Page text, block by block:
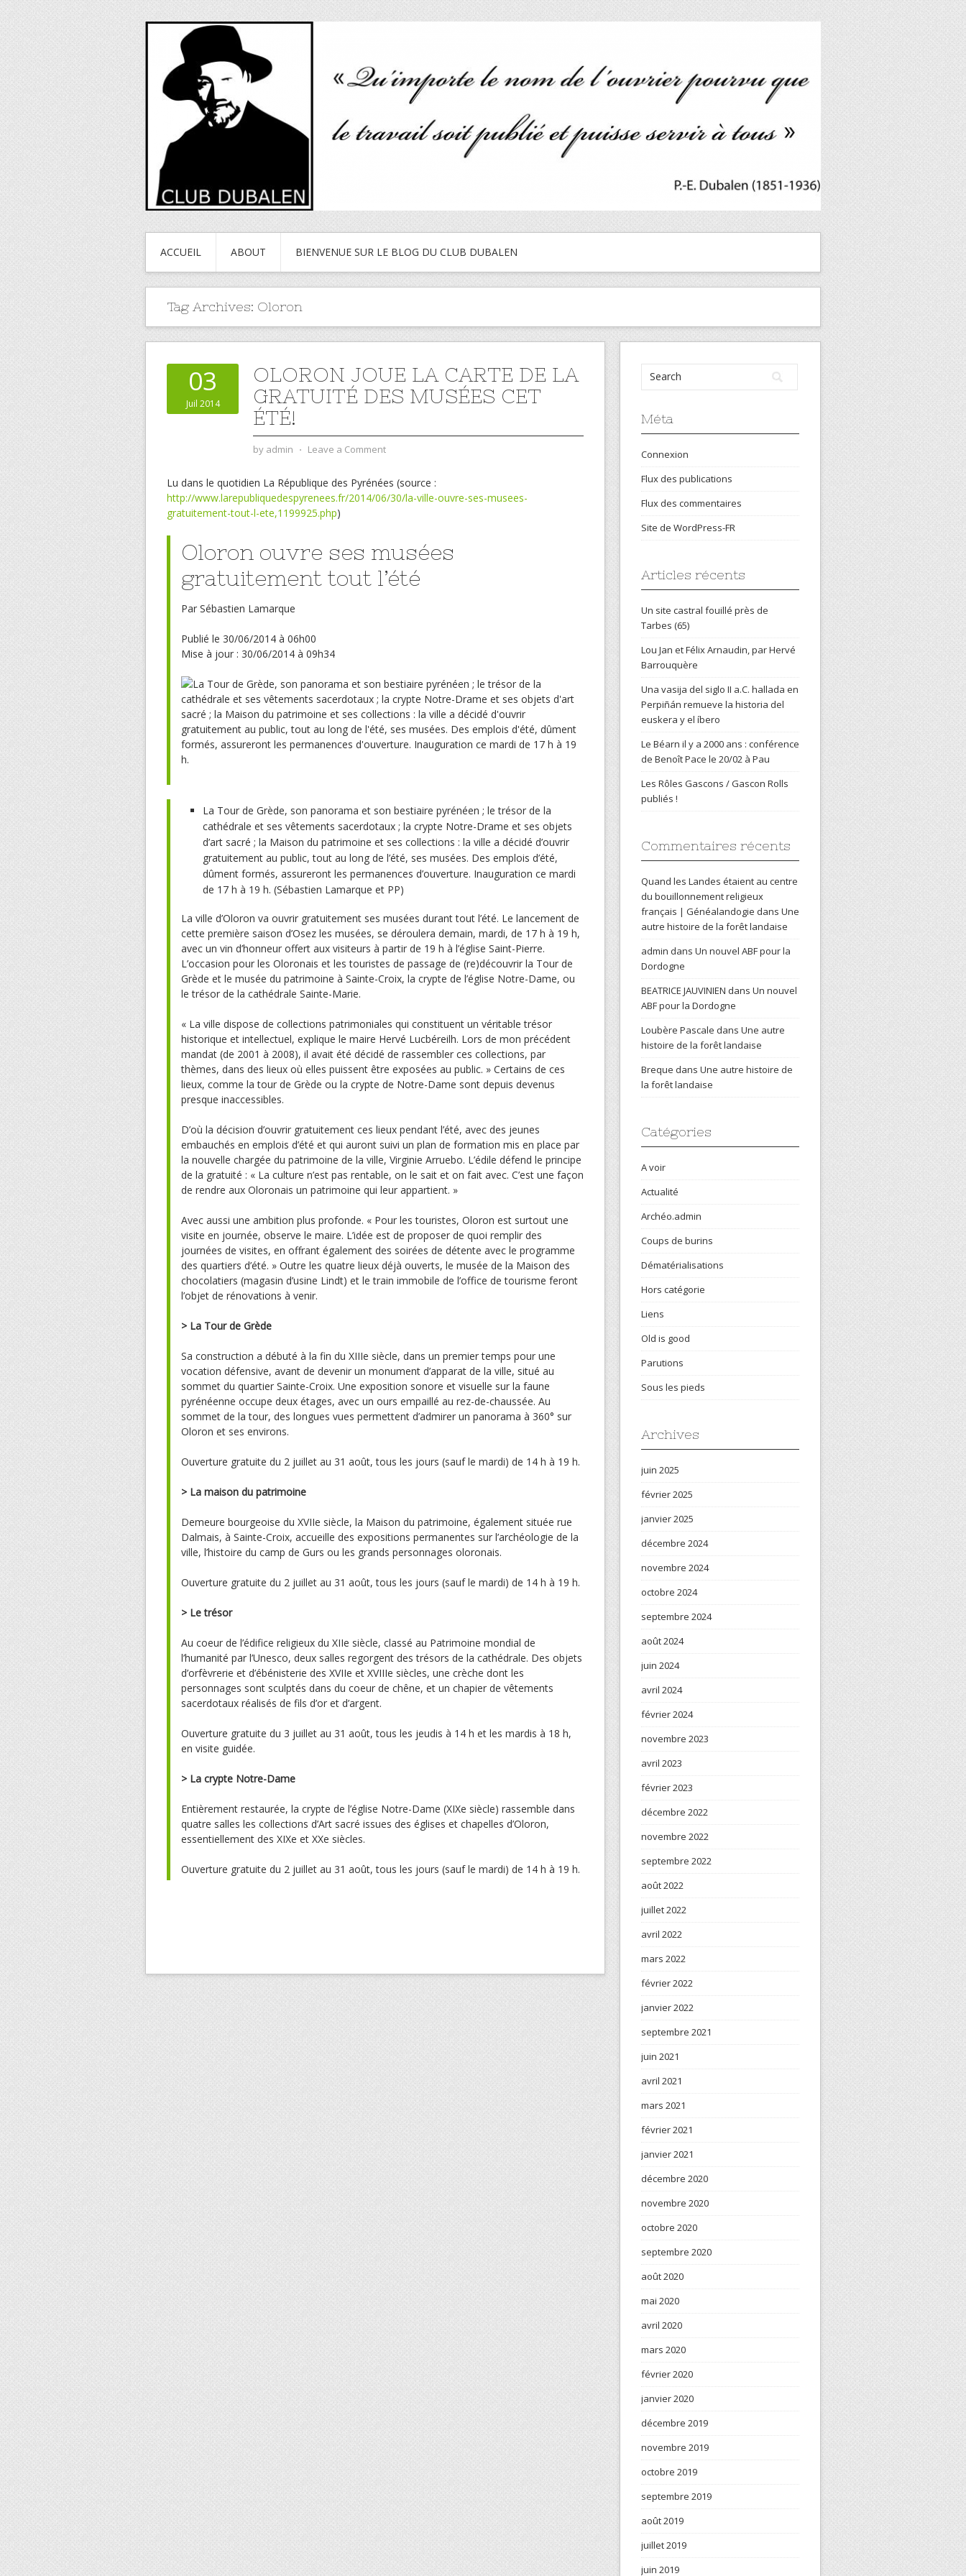
ACCUEIL ABOUT BIENVENUE SUR LE BLOG DU CLUB DUBALEN
Tag Archives: Oloron
03
Juil 2014
OLORON JOUE LA CARTE DE LA
GRATUITÉ DES MUSÉES CET
ÉTÉ!
by admin ⋅ Leave a Comment
Lu dans le quotidien La République des Pyrénées (source :
http://www.larepubliquedespyrenees.fr/2014/06/30/la-ville-ouvre-ses-musees-
gratuitement-tout-l-ete,1199925.php)
Oloron ouvre ses musées
gratuitement tout l’été
Par Sébastien Lamarque
Publié le 30/06/2014 à 06h00
Mise à jour : 30/06/2014 à 09h34
La Tour de Grède, son panorama et son bestiaire pyrénéen ; le trésor de la
cathédrale et ses vêtements sacerdotaux ; la crypte Notre-Drame et ses objets
d’art sacré ; la Maison du patrimoine et ses collections : la ville a décidé d’ouvrir
gratuitement au public, tout au long de l’été, ses musées. Des emplois d’été,
dûment formés, assureront les permanences d’ouverture. Inauguration ce mardi
de 17 h à 19 h. (Sébastien Lamarque et PP)
La ville d’Oloron va ouvrir gratuitement ses musées durant tout l’été. Le lancement de
cette première saison d’Osez les musées, se déroulera demain, mardi, de 17 h à 19 h,
avec un vin d’honneur offert aux visiteurs à partir de 19 h à l’église Saint-Pierre.
L’occasion pour les Oloronais et les touristes de passage de (re)découvrir la Tour de
Grède et le musée du patrimoine à Sainte-Croix, la crypte de l’église Notre-Dame, ou
le trésor de la cathédrale Sainte-Marie.
« La ville dispose de collections patrimoniales qui constituent un véritable trésor
historique et intellectuel, explique le maire Hervé Lucbéreilh. Lors de mon précédent
mandat (de 2001 à 2008), il avait été décidé de rassembler ces collections, par
thèmes, dans des lieux où elles puissent être exposées au public. » Certains de ces
lieux, comme la tour de Grède ou la crypte de Notre-Dame sont depuis devenus
presque inaccessibles.
D’où la décision d’ouvrir gratuitement ces lieux pendant l’été, avec des jeunes
embauchés en emplois d’été et qui auront suivi un plan de formation mis en place par
la nouvelle chargée du patrimoine de la ville, Virginie Arruebo. L’édile défend le principe
de la gratuité : « La culture n’est pas rentable, on le sait et on fait avec. C’est une façon
de rendre aux Oloronais un patrimoine qui leur appartient. »
Avec aussi une ambition plus profonde. « Pour les touristes, Oloron est surtout une
visite en journée, observe le maire. L’idée est de proposer de quoi remplir des
journées de visites, en offrant également des soirées de détente avec le programme
des quartiers d’été. » Outre les quatre lieux déjà ouverts, le musée de la Maison des
chocolatiers (magasin d’usine Lindt) et le train immobile de l’office de tourisme feront
l’objet de rénovations à venir.
> La Tour de Grède
Sa construction a débuté à la fin du XIIIe siècle, dans un premier temps pour une
vocation défensive, avant de devenir un monument d’apparat de la ville, situé au
sommet du quartier Sainte-Croix. Une exposition sonore et visuelle sur la faune
pyrénéenne occupe deux étages, avec un ours empaillé au rez-de-chaussée. Au
sommet de la tour, des longues vues permettent d’admirer un panorama à 360° sur
Oloron et ses environs.
Ouverture gratuite du 2 juillet au 31 août, tous les jours (sauf le mardi) de 14 h à 19 h.
> La maison du patrimoine
Demeure bourgeoise du XVIIe siècle, la Maison du patrimoine, également située rue
Dalmais, à Sainte-Croix, accueille des expositions permanentes sur l’archéologie de la
ville, l’histoire du camp de Gurs ou les grands personnages oloronais.
Ouverture gratuite du 2 juillet au 31 août, tous les jours (sauf le mardi) de 14 h à 19 h.
> Le trésor
Au coeur de l’édifice religieux du XIIe siècle, classé au Patrimoine mondial de
l’humanité par l’Unesco, deux salles regorgent des trésors de la cathédrale. Des objets
d’orfèvrerie et d’ébénisterie des XVIIe et XVIIIe siècles, une crèche dont les
personnages sont sculptés dans du coeur de chêne, et un chapier de vêtements
sacerdotaux réalisés de fils d’or et d’argent.
Ouverture gratuite du 3 juillet au 31 août, tous les jeudis à 14 h et les mardis à 18 h,
en visite guidée.
> La crypte Notre-Dame
Entièrement restaurée, la crypte de l’église Notre-Dame (XIXe siècle) rassemble dans
quatre salles les collections d’Art sacré issues des églises et chapelles d’Oloron,
essentiellement des XIXe et XXe siècles.
Ouverture gratuite du 2 juillet au 31 août, tous les jours (sauf le mardi) de 14 h à 19 h.
Méta
Connexion
Flux des publications
Flux des commentaires
Site de WordPress-FR
Articles récents
Un site castral fouillé près de
Tarbes (65)
Lou Jan et Félix Arnaudin, par Hervé
Barrouquère
Una vasija del siglo II a.C. hallada en
Perpiñán remueve la historia del
euskera y el íbero
Le Béarn il y a 2000 ans : conférence
de Benoît Pace le 20/02 à Pau
Les Rôles Gascons / Gascon Rolls
publiés !
Commentaires récents
Quand les Landes étaient au centre
du bouillonnement religieux
français | Généalandogie dans Une
autre histoire de la forêt landaise
admin dans Un nouvel ABF pour la
Dordogne
BEATRICE JAUVINIEN dans Un nouvel
ABF pour la Dordogne
Loubère Pascale dans Une autre
histoire de la forêt landaise
Breque dans Une autre histoire de
la forêt landaise
Catégories
A voir
Actualité
Archéo.admin
Coups de burins
Dématérialisations
Hors catégorie
Liens
Old is good
Parutions
Sous les pieds
Archives
juin 2025
février 2025
janvier 2025
décembre 2024
novembre 2024
octobre 2024
septembre 2024
août 2024
juin 2024
avril 2024
février 2024
novembre 2023
avril 2023
février 2023
décembre 2022
novembre 2022
septembre 2022
août 2022
juillet 2022
avril 2022
mars 2022
février 2022
janvier 2022
septembre 2021
juin 2021
avril 2021
mars 2021
février 2021
janvier 2021
décembre 2020
novembre 2020
octobre 2020
septembre 2020
août 2020
mai 2020
avril 2020
mars 2020
février 2020
janvier 2020
décembre 2019
novembre 2019
octobre 2019
septembre 2019
août 2019
juillet 2019
juin 2019